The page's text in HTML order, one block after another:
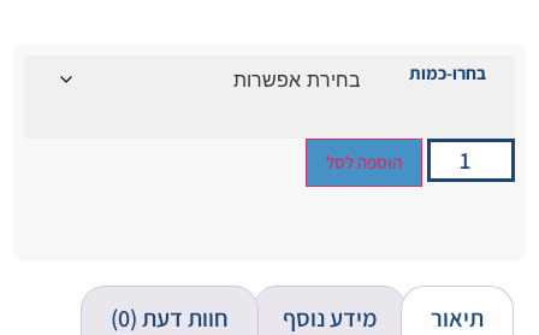
בחרו-כמות
הוספה לסל
תיאור מידע נוסף חוות דעת (0)